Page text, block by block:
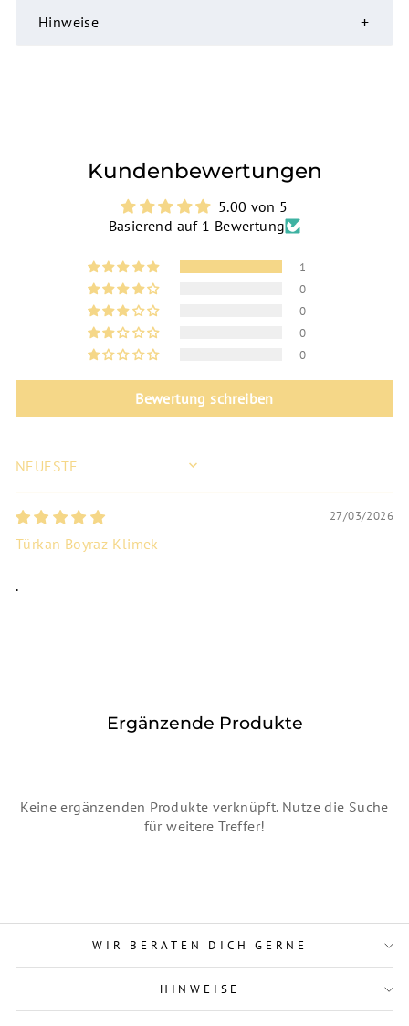
Hinweise
Kundenbewertungen
5.00 von 5
Basierend auf 1 Bewertung
1
0
0
0
0
Bewertung schreiben
SORT BY
27/03/2026
Türkan Boyraz-Klimek
.
Ergänzende Produkte
Keine ergänzenden Produkte verknüpft. Nutze die Suche
für weitere Treffer!
WIR BERATEN DICH GERNE
HINWEISE